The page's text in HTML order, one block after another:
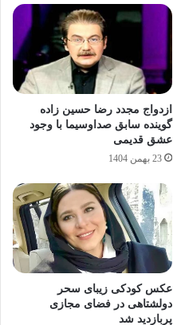
ازدواج مجدد رضا حسین‌ زاده
گوینده سابق صداوسیما با وجود
عشق قدیمی
23 بهمن 1404
عکس کودکی زیبای سحر
دولشتاهی در فضای مجازی
پربازدید شد